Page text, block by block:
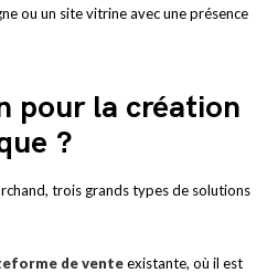
ou un site vitrine avec une présence
pour la création
?
trois grands types de solutions
de venteexistante, où il est